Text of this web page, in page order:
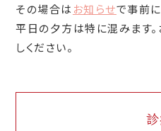
その場合は お知らせで事前
平日の夕方は特に混みます
しください。